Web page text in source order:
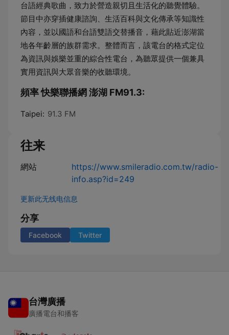
台語經典歌曲，致力於營造親切且生活化的聽覺體驗。
節目中亦穿插健康諮詢、生活百科與文化傳承等知識性
內容，並以國語和台語雙語交替播音，藉此貼近澎湖當
地各年齡層的族群需求。整體而言，該電台的格式定位
為資訊與娛樂並重的綜合性電台，為聽眾提供一個兼具
實用資訊與大眾音樂的收聽環境。
頻率 快樂聯播網 澎湖 FM91.3:
Taipei: 91.3 FM
往来
網站
https://www.smileradio.com.tw/radio-
info.asp?id=249
更新此无线电信息
分享
Facebook Twitter
台灣廣播
廣播電台和播客